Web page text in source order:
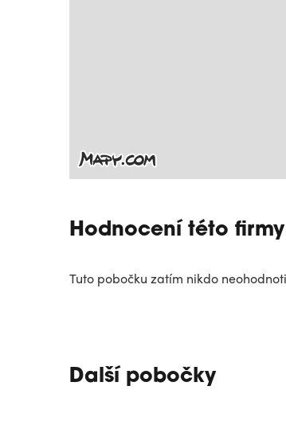
Hodnocení této
Tuto pobočku zatím nikdo
Další pobočky